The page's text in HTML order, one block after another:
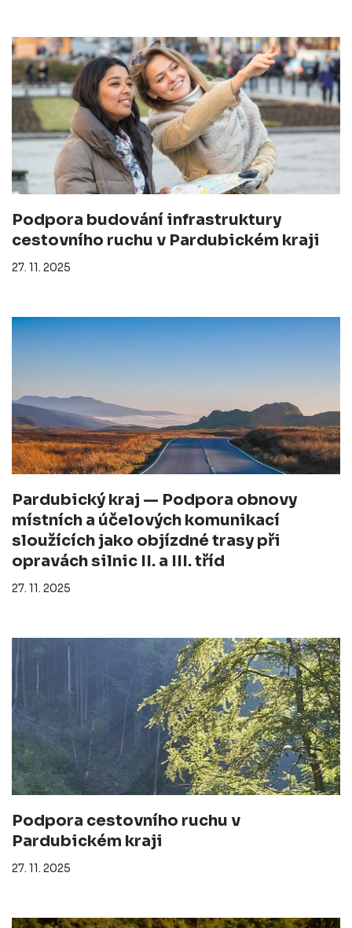
Podpora budování infrastruktury
cestovního ruchu v Pardubickém kraji
27. 11. 2025
Pardubický kraj — Podpora obnovy
místních a účelových komunikací
sloužících jako objízdné trasy při
opravách silnic II. a III. tříd
27. 11. 2025
Podpora cestovního ruchu v
Pardubickém kraji
27. 11. 2025